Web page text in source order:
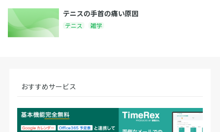
テニスの手首の痛い原因
テニス 雑学
おすすめサービス